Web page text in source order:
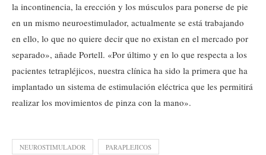
la incontinencia, la erección y los músculos para ponerse de pie
en un mismo neuroestimulador, actualmente se está trabajando
en ello, lo que no quiere decir que no existan en el mercado por
separado», añade Portell. «Por último y en lo que respecta a los
pacientes tetrapléjicos, nuestra clínica ha sido la primera que ha
implantado un sistema de estimulación eléctrica que les permitirá
realizar los movimientos de pinza con la mano».
NEUROSTIMULADOR PARAPLEJICOS